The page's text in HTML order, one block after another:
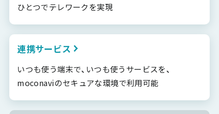
ひとつでテレワークを実現
連携サービス
いつも使う端末で、いつも使うサービスを、
moconaviのセキュアな環境で利用可能